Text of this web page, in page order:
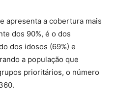
apresenta a cobertura mais
dos 90%, é o dos
dos idosos (69%) e
a população que
prioritários, o número